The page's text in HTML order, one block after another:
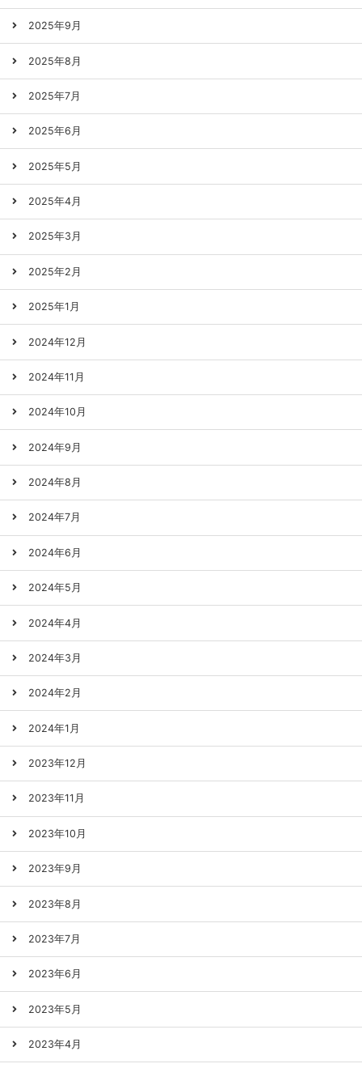
2025年9月
2025年8月
2025年7月
2025年6月
2025年5月
2025年4月
2025年3月
2025年2月
2025年1月
2024年12月
2024年11月
2024年10月
2024年9月
2024年8月
2024年7月
2024年6月
2024年5月
2024年4月
2024年3月
2024年2月
2024年1月
2023年12月
2023年11月
2023年10月
2023年9月
2023年8月
2023年7月
2023年6月
2023年5月
2023年4月